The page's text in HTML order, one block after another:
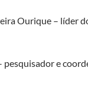
Ourique – líder
pesquisador e